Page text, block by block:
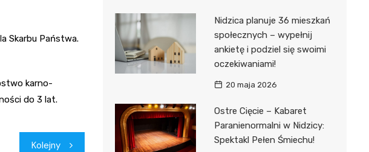
Skarbu Państwa.
karno-
do 3 lat.
Kolejny
Nidzica planuje 36 mieszkań
społecznych – wypełnij
ankietę i podziel się swoimi
oczekiwaniami!
20 maja 2026
Ostre Cięcie – Kabaret
Paranienormalni w Nidzicy:
Spektakl Pełen Śmiechu!